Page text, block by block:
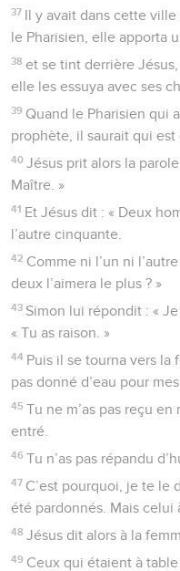
37 Il y avait dans cette
le Pharisien, elle apporta
38 et se tint derrière
elle les essuya avec ses
39 Quand le Pharisien qui
prophète, il saurait qui
40 Jésus prit alors la
Maître. »
41 Et Jésus dit : « Deux
l’autre cinquante.
42 Comme ni l’un ni
deux l’aimera le plus ? »
43 Simon lui répondit : «
« Tu as raison. »
44 Puis il se tourna vers la
pas donné d’eau pour
45 Tu ne m’as pas reçu en
entré.
46 Tu n’as pas répandu
47 C’est pourquoi, je te le
été pardonnés. Mais celui
48 Jésus dit alors à la
49 Ceux qui étaient à